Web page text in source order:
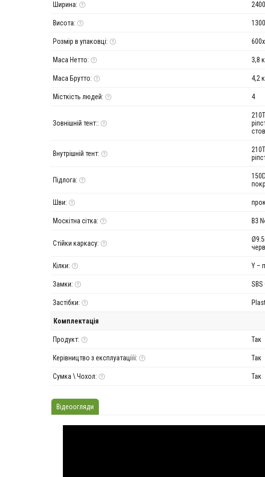
Ширина:
Висота:
Розмір в упаковці:
Маса Нетто: 3,8
Маса Брутто: 4,2
Місткість людей: 4
Зовнішній тент::
Внутрішній тент:
Підлога:
Шви:
Москітна сітка: B3
Стійки каркасу:
Кілки: Y –
Замки:
Застібки:
Комплектація
Продукт: Так
Керівництво з експлуатаціїї: Так
Сумка \ Чохол: Так
Відеоогляди